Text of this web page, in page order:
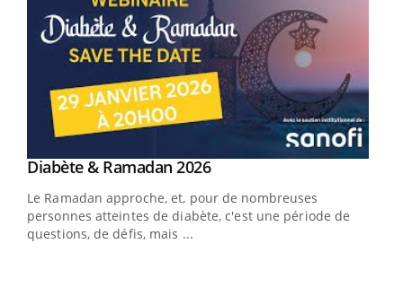
Youtube
Diabète & Ramadan 2026Youtube
Le Ramadan approche, et, pour de nombreuses
personnes atteintes de diabète, c'est une période de
questions, de défis, mais ...